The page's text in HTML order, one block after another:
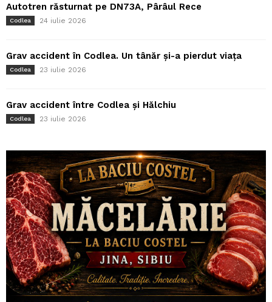
Autotren răsturnat pe DN73A, Pârâul Rece
Codlea 24 iulie 2026
Grav accident în Codlea. Un tânăr și-a pierdut viața
Codlea 23 iulie 2026
Grav accident între Codlea și Hălchiu
Codlea 23 iulie 2026